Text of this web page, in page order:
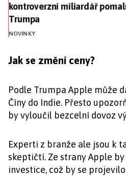
kontroverzní miliardář
Trumpa
NOVINKY
Jak se změní ceny?
Podle Trumpa Apple může
Číny do Indie. Přesto
by vyloučil bezcelní dovoz
Experti z branže ale jsou k
skeptičtí. Ze strany Apple
investice, což by se